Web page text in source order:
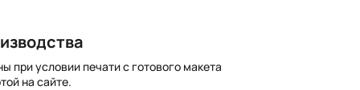
при условии печати с готового макета
на сайте.